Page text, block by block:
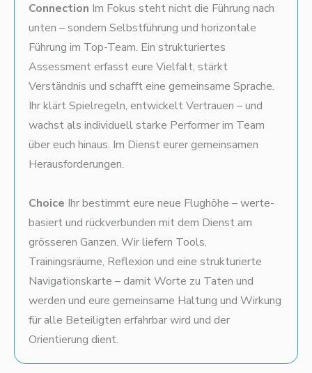
Connection Im Fokus steht nicht die Führung nach
unten – sondern Selbstführung und horizontale
Führung im Top-Team. Ein strukturiertes
Assessment erfasst eure Vielfalt, stärkt
Verständnis und schafft eine gemeinsame Sprache.
Ihr klärt Spielregeln, entwickelt Vertrauen – und
wachst als individuell starke Performer im Team
über euch hinaus. Im Dienst eurer gemeinsamen
Herausforderungen.
Choice Ihr bestimmt eure neue Flughöhe – werte-
basiert und rückverbunden mit dem Dienst am
grösseren Ganzen. Wir liefern Tools,
Trainingsräume, Reflexion und eine strukturierte
Navigationskarte – damit Worte zu Taten und
werden und eure gemeinsame Haltung und Wirkung
für alle Beteiligten erfahrbar wird und der
Orientierung dient.